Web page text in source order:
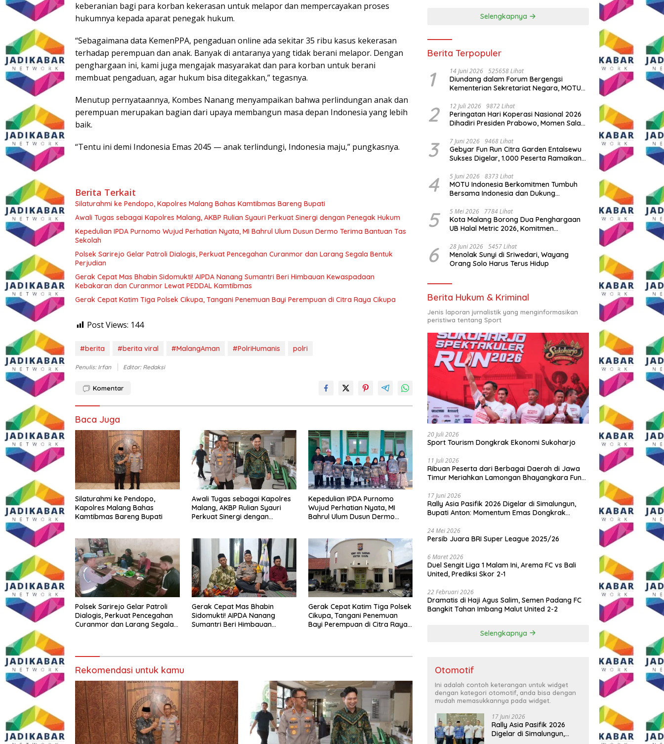
keberanian bagi para korban kekerasan untuk melapor dan mempercayakan proses
hukumnya kepada aparat penegak hukum.
“Sebagaimana data KemenPPA, pengaduan online ada sekitar 35 ribu kasus kekerasan
terhadap perempuan dan anak. Banyak di antaranya yang tidak berani melapor. Dengan
penghargaan ini, kami juga mengajak masyarakat dan para korban untuk berani
membuat pengaduan, agar hukum bisa ditegakkan,” tegasnya.
Menutup pernyataannya, Kombes Nanang menyampaikan bahwa perlindungan anak dan
perempuan merupakan bagian dari upaya membangun masa depan Indonesia yang lebih
baik.
“Tentu ini demi Indonesia Emas 2045 — anak terlindungi, Indonesia maju,” pungkasnya.
Berita Terkait
Silaturahmi ke Pendopo, Kapolres Malang Bahas Kamtibmas Bareng Bupati
Awali Tugas sebagai Kapolres Malang, AKBP Rulian Syauri Perkuat Sinergi dengan Penegak Hukum
Kepedulian IPDA Purnomo Wujud Perhatian Nyata, MI Bahrul Ulum Dusun Dermo Terima Bantuan Tas
Sekolah
Polsek Sarirejo Gelar Patroli Dialogis, Perkuat Pencegahan Curanmor dan Larang Segala Bentuk
Perjudian
Gerak Cepat Mas Bhabin Sidomukti! AIPDA Nanang Sumantri Beri Himbauan Kewaspadaan
Kebakaran dan Curanmor Lewat PEDDAL Kamtibmas
Gerak Cepat Katim Tiga Polsek Cikupa, Tangani Penemuan Bayi Perempuan di Citra Raya Cikupa
Post Views: 144
#berita #berita viral #MalangAman #PolriHumanis polri
Penulis: Irfan Editor: Redaksi
Komentar
Baca Juga
Silaturahmi ke Pendopo,
Kapolres Malang Bahas
Kamtibmas Bareng Bupati
Awali Tugas sebagai Kapolres
Malang, AKBP Rulian Syauri
Perkuat Sinergi dengan
Kepedulian IPDA Purnomo
Wujud Perhatian Nyata, MI
Bahrul Ulum Dusun Dermo
Polsek Sarirejo Gelar Patroli
Dialogis, Perkuat Pencegahan
Curanmor dan Larang Segala
Gerak Cepat Mas Bhabin
Sidomukti! AIPDA Nanang
Sumantri Beri Himbauan
Gerak Cepat Katim Tiga Polsek
Cikupa, Tangani Penemuan
Bayi Perempuan di Citra Raya
Rekomendasi untuk kamu
Selengkapnya
Berita Terpopuler
1 14 Juni 2026 525658 Lihat
Diundang dalam Forum Bergengsi
Kementerian Sekretariat Negara, MOTU
Indonesia
2 12 Juli 2026 9872 Lihat
Peringatan Hari Koperasi Nasional 2026
Dihadiri Presiden Prabowo, Momen Salam
3 7 Juni 2026 9468 Lihat
Gebyar Fun Run Citra Garden Entalsewu
Sukses Digelar, 1.000 Peserta Ramaikan
4 5 Juni 2026 8373 Lihat
MOTU Indonesia Berkomitmen Tumbuh
Bersama Indonesia dan Dukung
5 5 Mei 2026 7784 Lihat
Kota Malang Borong Dua Penghargaan
UB Halal Metric 2026, Komitmen
6 28 Juni 2026 5457 Lihat
Menolak Sunyi di Sriwedari, Wayang
Orang Solo Harus Terus Hidup
Berita Hukum & Kriminal
Jenis laporan jurnalistik yang menginformasikan
peristiwa tentang Sport
20 Juli 2026
Sport Tourism Dongkrak Ekonomi Sukoharjo
11 Juli 2026
Ribuan Peserta dari Berbagai Daerah di Jawa
Timur Meriahkan Lamongan Bhayangkara Fun
17 Juni 2026
Rally Asia Pasifik 2026 Digelar di Simalungun,
Bupati Anton: Momentum Emas Dongkrak
24 Mei 2026
Persib Juara BRI Super League 2025/26
6 Maret 2026
Duel Sengit Liga 1 Malam Ini, Arema FC vs Bali
United, Prediksi Skor 2-1
22 Februari 2026
Dramatis di Haji Agus Salim, Semen Padang FC
Bangkit Tahan Imbang Malut United 2-2
Selengkapnya
Otomotif
Ini adalah contoh keterangan untuk widget
dengan kategori otomotif, anda bisa dengan
mudah memasukkannya pada widget.
17 Juni 2026
Rally Asia Pasifik 2026
Digelar di Simalungun,